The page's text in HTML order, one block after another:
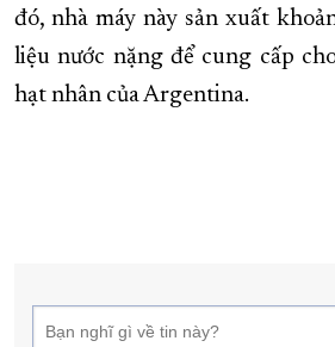
đó, nhà máy này sản xuất
liệu nước nặng để cung cấp
hạt nhân của Argentina.